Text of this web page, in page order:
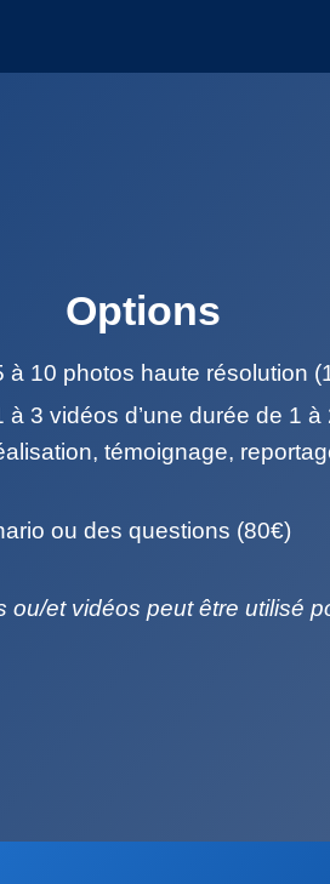
Options
à 10 photos haute résolution
à 3 vidéos d’une durée de 1 à
témoignage,
ou des questions (80€)
ou/et vidéos peut être utilisé